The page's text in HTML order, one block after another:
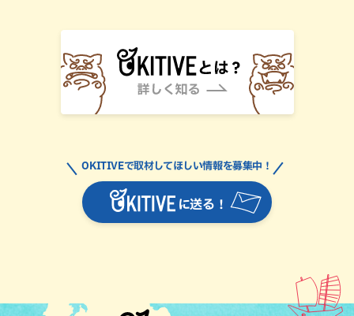
に送る！
OKITIVEで取材してほしい情報を募集中！